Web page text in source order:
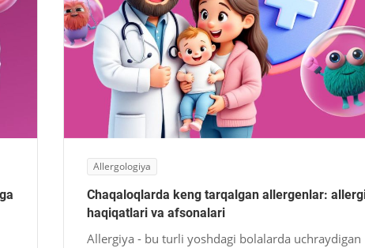
Allergologiya
Allergiya - bu turli yoshdagi bolalarda uchraydigan
Chaqaloqlarda keng tarqalgan allergenlar:
haqiqatlari va afsonalari